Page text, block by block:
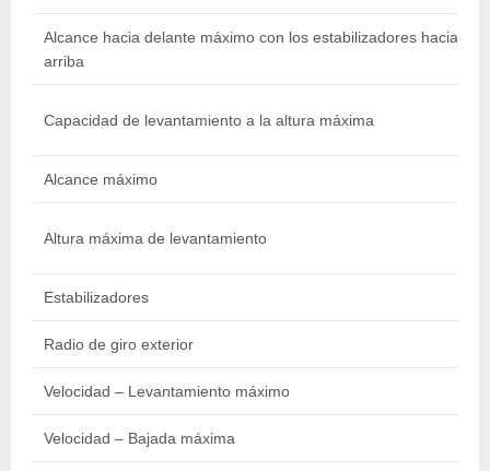
Alcance hacia delante máximo con los estabilizadores hacia
arriba
Capacidad de levantamiento a la altura máxima
Alcance máximo
Altura máxima de levantamiento
Estabilizadores
Radio de giro exterior
Velocidad – Levantamiento máximo
Velocidad – Bajada máxima